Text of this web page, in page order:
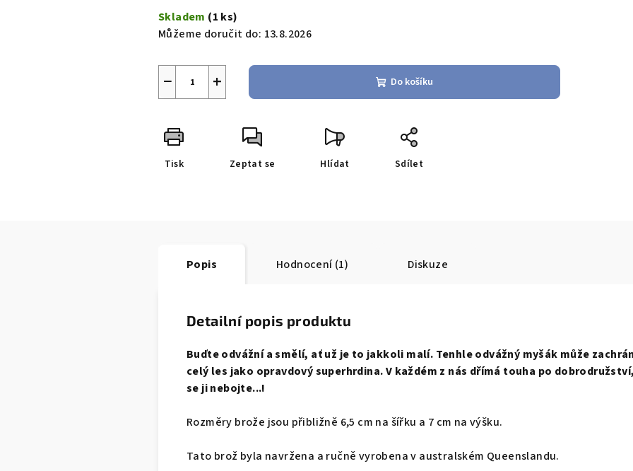
Skladem (1 ks)
Můžeme doručit do: 13.8.2026
+
− Do košíku
Tisk Zeptat se Hlídat Sdílet
Popis Hodnocení (1) Diskuze
Detailní popis produktu
Buďte odvážní a smělí, ať už je to jakkoli malí. Tenhle odvážný myšák může
celý les jako opravdový superhrdina. V každém z nás dřímá touha po
se ji nebojte...!
Rozměry brože jsou přibližně 6,5 cm na šířku a 7 cm na výšku.
Tato brož byla navržena a ručně vyrobena v australském Queenslandu.